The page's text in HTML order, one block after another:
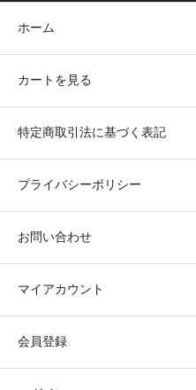
ホーム
カートを見る
特定商取引法に基づく表記
プライバシーポリシー
お問い合わせ
マイアカウント
会員登録